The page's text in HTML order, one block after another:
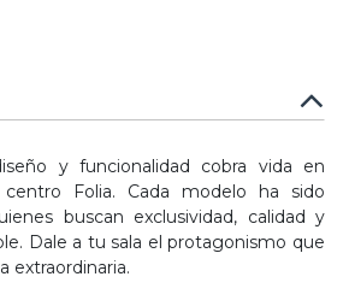
y funcionalidad cobra vida en
Folia. Cada modelo ha sido
buscan exclusividad, calidad y
Dale a tu sala el protagonismo que
extraordinaria.